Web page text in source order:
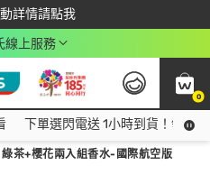
詳情請點我
最高回饋$350
線上服務
0
下單選閃電送 1小時到貨！領神
茶+櫻花兩入組香水-國際航空版